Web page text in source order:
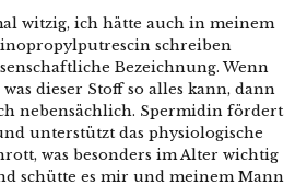
witzig, ich hätte auch in meinem
schreiben
Bezeichnung. Wenn
dieser Stoff so alles kann, dann
nebensächlich. Spermidin fördert
unterstützt das physiologische
was besonders im Alter wichtig
schütte es mir und meinem Mann